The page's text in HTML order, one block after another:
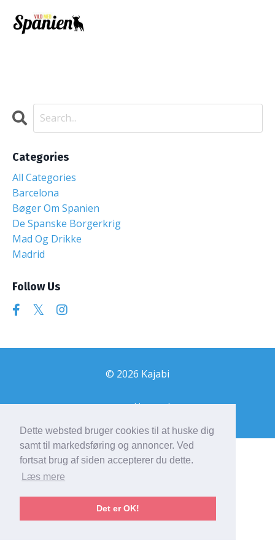
Dette websted bruger cookies til at huske dig
samt til markedsføring og annoncer. Ved
fortsat brug af siden accepterer du dette.
Læs mere
Det er OK!
Categories
All Categories
Barcelona
Bøger Om Spanien
De Spanske Borgerkrig
Mad Og Drikke
Madrid
Follow Us
© 2026 Kajabi
Powered by Kajabi